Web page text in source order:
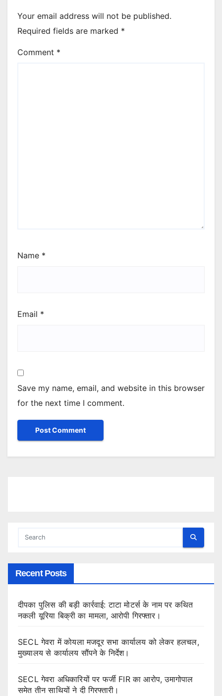
Your email address will not be published.
Required fields are marked *
Comment *
Name *
Email *
Save my name, email, and website in this browser
for the next time I comment.
Recent Posts
दीपका पुलिस की बड़ी कार्रवाई: टाटा मोटर्स के नाम पर कथित
नकली यूरिया बिक्री का मामला, आरोपी गिरफ्तार।
SECL गेवरा में कोयला मजदूर सभा कार्यालय को लेकर हलचल,
मुख्यालय से कार्यालय सौंपने के निर्देश।
SECL गेवरा अधिकारियों पर फर्जी FIR का आरोप, उमागोपाल
समेत तीन साथियों ने दी गिरफ्तारी।